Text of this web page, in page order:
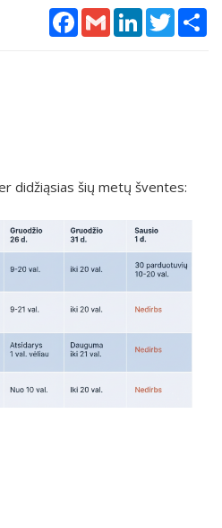
Facebook
Gmail LinkedInTwitter
didžiąsias šių metų šventes: